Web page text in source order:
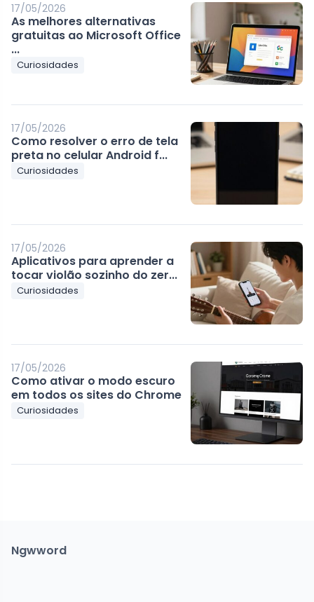
17/05/2026
As melhores alternativas
gratuitas ao Microsoft Office
...
Curiosidades
17/05/2026
Como resolver o erro de tela
preta no celular Android f...
Curiosidades
17/05/2026
Aplicativos para aprender a
tocar violão sozinho do zer...
Curiosidades
17/05/2026
Como ativar o modo escuro
em todos os sites do Chrome
Curiosidades
Ngwword